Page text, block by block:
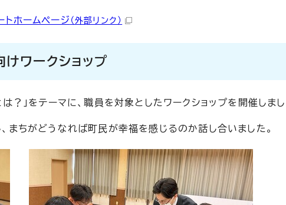
トホームページ （外部リンク）
ワークショップ
」をテーマに、職員を対象としたワークショップを開催しまし
まちがどうなれば町民が幸福を感じるのか話し合いました。